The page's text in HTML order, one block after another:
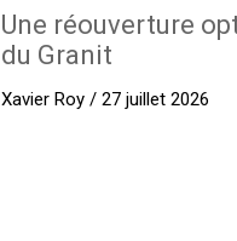
Une réouverture
du Granit
Xavier Roy / 27 juillet 2026